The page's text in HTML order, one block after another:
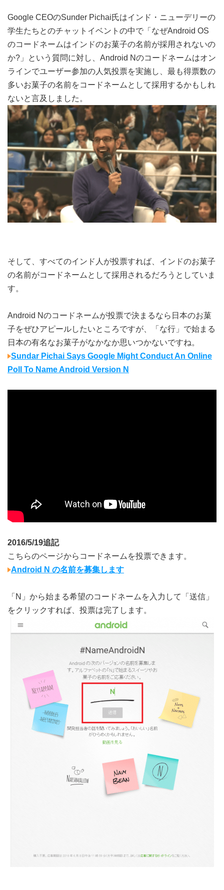
Google CEOのSunder Pichai氏はインド・ニューデリーの
学生たちとのチャットイベントの中で「なぜAndroid OS
のコードネームはインドのお菓子の名前が採用されないの
か?」という質問に対し、Android Nのコードネームはオン
ラインでユーザー参加の人気投票を実施し、最も得票数の
多いお菓子の名前をコードネームとして採用するかもしれ
ないと言及しました。
そして、すべてのインド人が投票すれば、インドのお菓子
の名前がコードネームとして採用されるだろうとしていま
す。
Android Nのコードネームが投票で決まるなら日本のお菓
子をぜひアピールしたいところですが、「な行」で始まる
日本の有名なお菓子がなかなか思いつかないですね。
Sundar Pichai Says Google Might Conduct An Online
Poll To Name Android Version N
2016/5/19追記
こちらのページからコードネームを投票できます。
Android N の名前を募集します
「N」から始まる希望のコードネームを入力して「送信」
をクリックすれば、投票は完了します。